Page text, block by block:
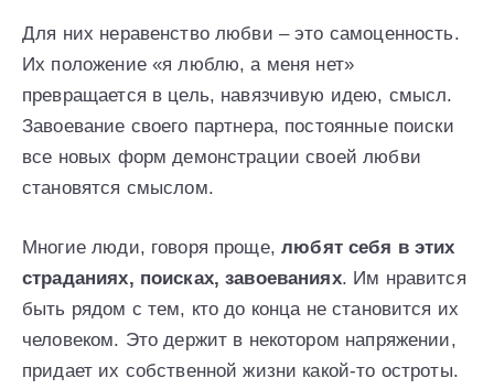
Для них неравенство любви – это самоценность.
Их положение «я люблю, а меня нет»
превращается в цель, навязчивую идею, смысл.
Завоевание своего партнера, постоянные поиски
все новых форм демонстрации своей любви
становятся смыслом.
Многие люди, говоря проще,любят себя в этих
страданиях, поисках, завоеваниях. Им нравится
быть рядом с тем, кто до конца не становится их
человеком. Это держит в некотором напряжении,
придает их собственной жизни какой-то остроты.